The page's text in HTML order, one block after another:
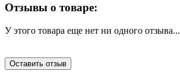
Отзывы о товаре:
У этого товара еще нет ни одного отзыва...
Оставить отзыв